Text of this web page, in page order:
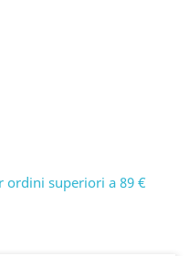
ordini superiori a 89 €